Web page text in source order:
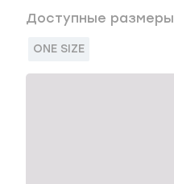
Доступные размеры
ONE SIZE